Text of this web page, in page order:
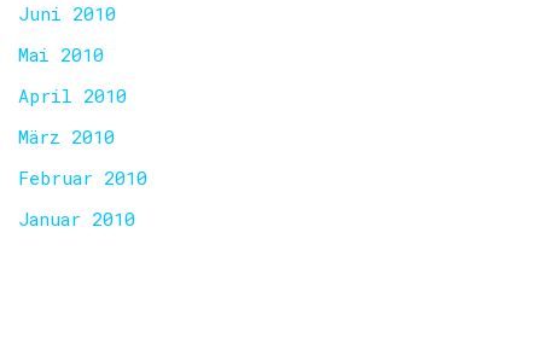
Juni 2010
Mai 2010
April 2010
März 2010
Februar 2010
Januar 2010